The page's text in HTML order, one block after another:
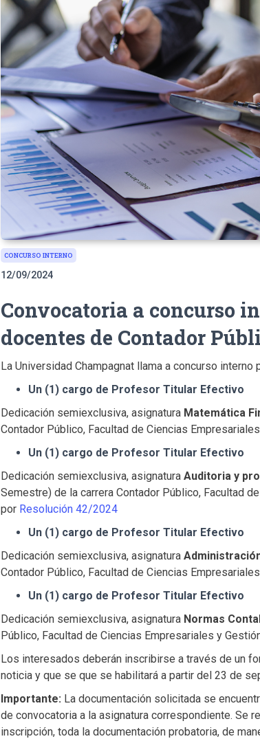
CONCURSO INTERNO
12/09/2024
Convocatoria a concurso
docentes de Contador
La Universidad Champagnat llama a concurso
Un (1) cargo de Profesor Titular Efectivo
Dedicación semiexclusiva, asignatura Matemática
Contador Público, Facultad de Ciencias
Un (1) cargo de Profesor Titular Efectivo
Dedicación semiexclusiva, asignatura Auditoria y
Semestre) de la carrera Contador Público, Facultad
por Resolución 42/2024
Un (1) cargo de Profesor Titular Efectivo
Dedicación semiexclusiva, asignatura
Contador Público, Facultad de Ciencias
Un (1) cargo de Profesor Titular Efectivo
Dedicación semiexclusiva, asignatura Normas
Público, Facultad de Ciencias Empresariales y
Los interesados deberán inscribirse a través de un
noticia y que se que se habilitará a partir del 23 de
Importante: La documentación solicitada se
de convocatoria a la asignatura correspondiente. Se
inscripción, toda la documentación probatoria, de